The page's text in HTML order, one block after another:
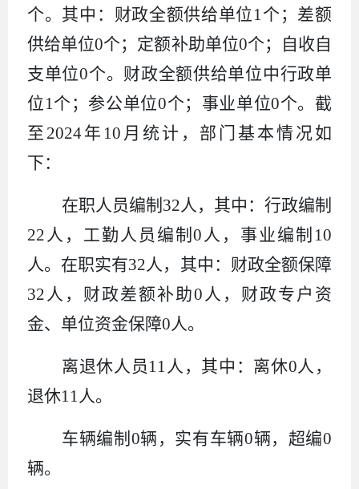
个。其中：财政全额供给单位1 个；差额
供给单位0个；定额补助单位0个；自收自
支单位0个。财政全额供给单位中行政单
位1 个；参公单位0个；事业单位0个。 截
至 2024年 10 月统计，部门基本情况如
下：
在职人员编制 32 人，其中：行政编制
22 人，工勤人员编制0 人，事业编制 10
人。在职实有32 人，其中：财政全额保障
32 人，财政差额补助0 人，财政专户资
金、单位资金保障0 人。
离退休人员 11 人，其中：离休0 人，
退休11 人。
车辆编制 0辆，实有车辆0辆，超编0
辆。